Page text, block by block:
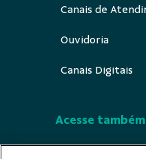
Canais de
Ouvidoria
Canais Digitais
Acesse também